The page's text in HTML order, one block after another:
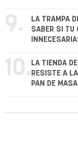
9.
LA TRAMPA
SABER SI TU
10. LA TIENDA
RESISTE A
PAN DE